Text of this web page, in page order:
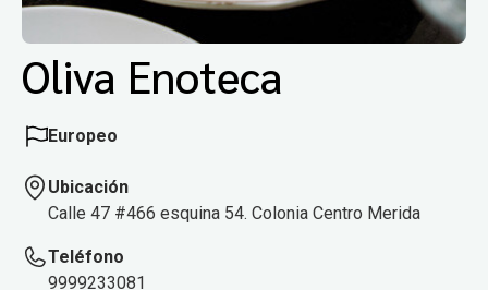
Oliva Enoteca
Europeo
Ubicación
Calle 47 #466 esquina 54. Colonia Centro Merida
Teléfono
9999233081